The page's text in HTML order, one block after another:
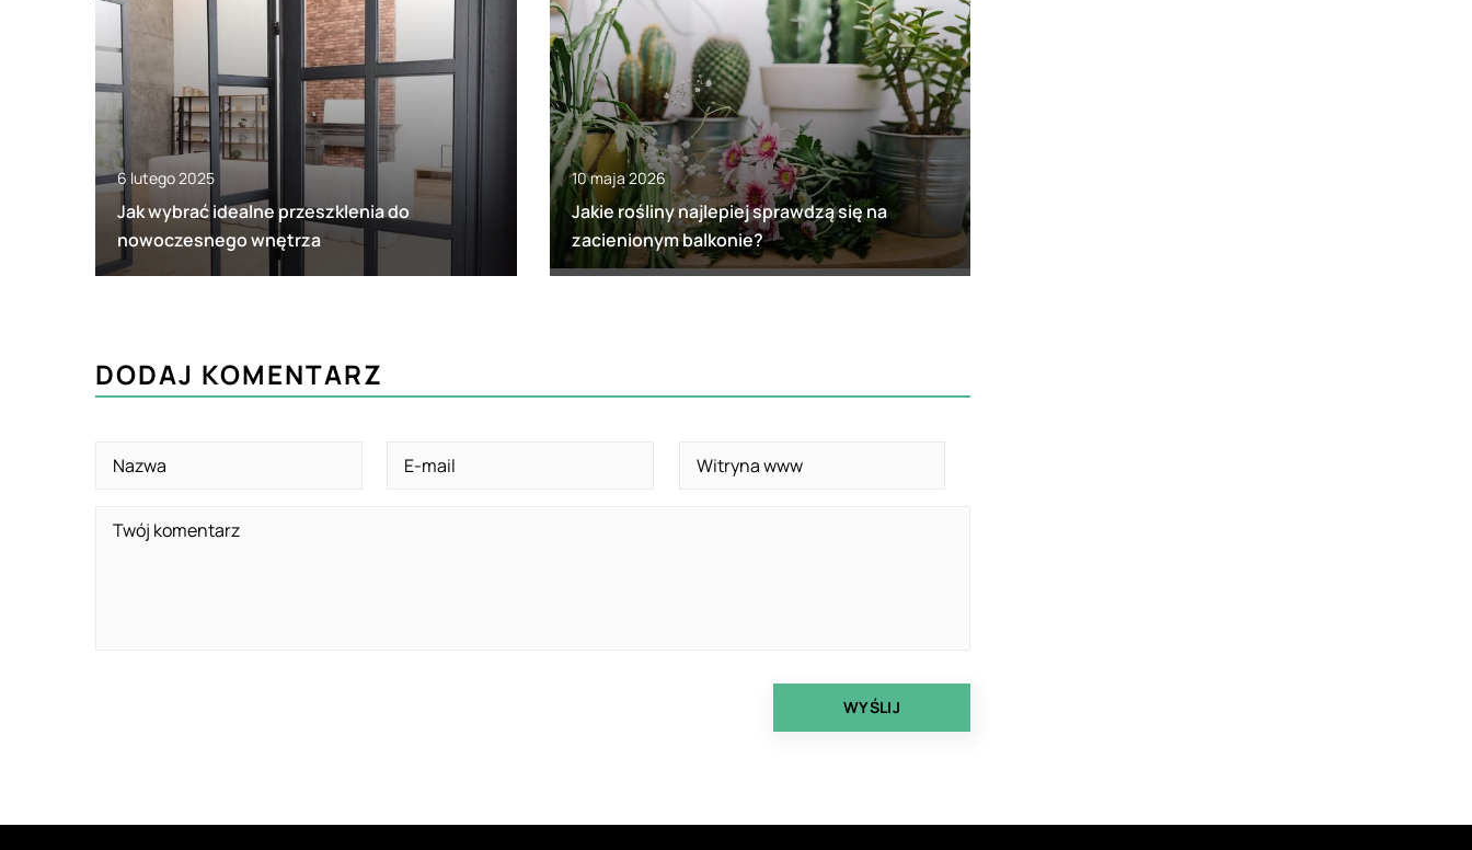
6 lutego 2025
Jak wybrać idealne przeszklenia do
nowoczesnego wnętrza
10 maja 2026
Jakie rośliny najlepiej sprawdzą się na
zacienionym balkonie?
DODAJ KOMENTARZ